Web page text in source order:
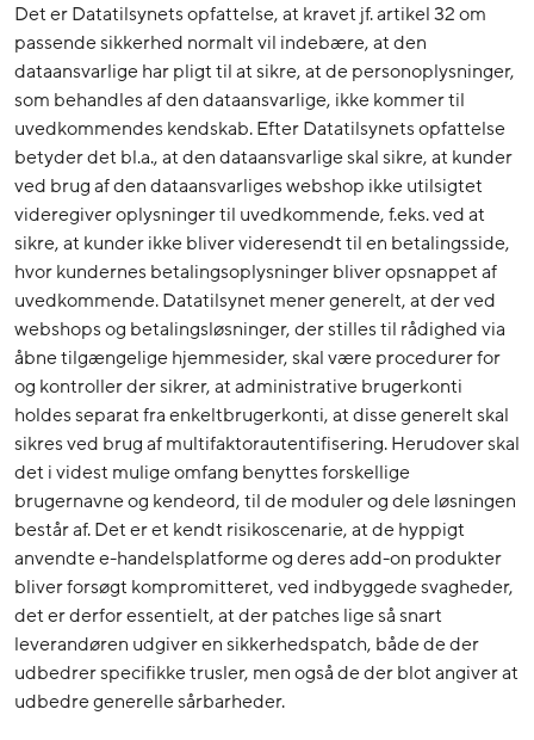
Det er Datatilsynets opfattelse, at kravet jf. artikel 32 om
passende sikkerhed normalt vil indebære, at den
dataansvarlige har pligt til at sikre, at de personoplysninger,
som behandles af den dataansvarlige, ikke kommer til
uvedkommendes kendskab. Efter Datatilsynets opfattelse
betyder det bl.a., at den dataansvarlige skal sikre, at kunder
ved brug af den dataansvarliges webshop ikke utilsigtet
videregiver oplysninger til uvedkommende, f.eks. ved at
sikre, at kunder ikke bliver videresendt til en betalingsside,
hvor kundernes betalingsoplysninger bliver opsnappet af
uvedkommende. Datatilsynet mener generelt, at der ved
webshops og betalingsløsninger, der stilles til rådighed via
åbne tilgængelige hjemmesider, skal være procedurer for
og kontroller der sikrer, at administrative brugerkonti
holdes separat fra enkeltbrugerkonti, at disse generelt skal
sikres ved brug af multifaktorautentifisering. Herudover skal
det i videst mulige omfang benyttes forskellige
brugernavne og kendeord, til de moduler og dele løsningen
består af. Det er et kendt risikoscenarie, at de hyppigt
anvendte e-handelsplatforme og deres add-on produkter
bliver forsøgt kompromitteret, ved indbyggede svagheder,
det er derfor essentielt, at der patches lige så snart
leverandøren udgiver en sikkerhedspatch, både de der
udbedrer specifikke trusler, men også de der blot angiver at
udbedre generelle sårbarheder.